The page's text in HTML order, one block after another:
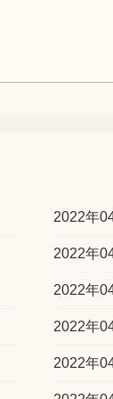
2022年
2022年
2022年
2022年
2022年